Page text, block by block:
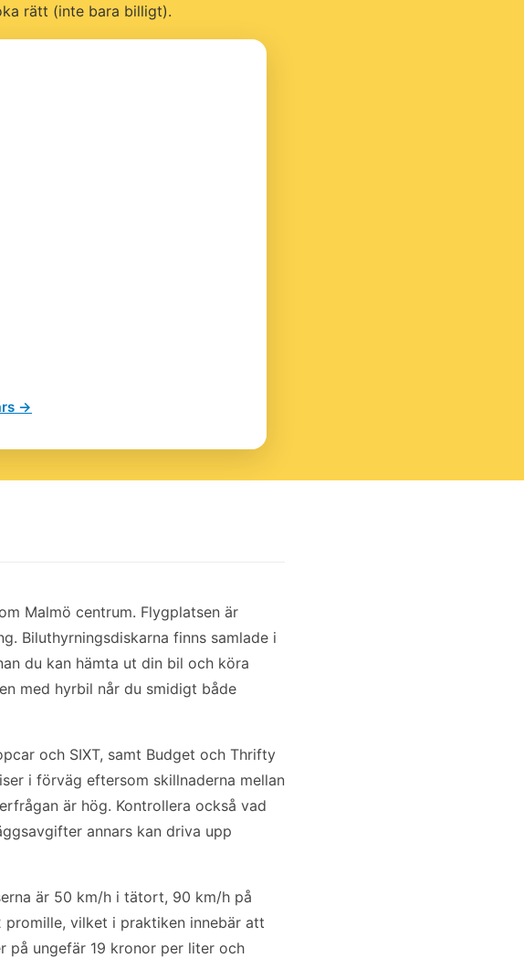
rätt (inte bara billigt).
→
Malmö centrum. Flygplatsen är
Biluthyrningsdiskarna finns samlade i
du kan hämta ut din bil och köra
med hyrbil når du smidigt både
och SIXT, samt Budget och Thrifty
i förväg eftersom skillnaderna mellan
är hög. Kontrollera också vad
annars kan driva upp
är 50 km/h i tätort, 90 km/h på
vilket i praktiken innebär att
på ungefär 19 kronor per liter och